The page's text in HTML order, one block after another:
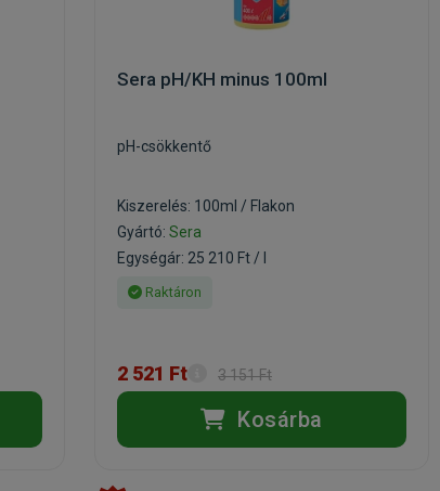
Sera pH/KH minus 100ml
pH-csökkentő
Kiszerelés: 100ml / Flakon
Gyártó: Sera
Egységár: 25 210 Ft / l
Raktáron
2 521 Ft 3 151 Ft
Kosárba